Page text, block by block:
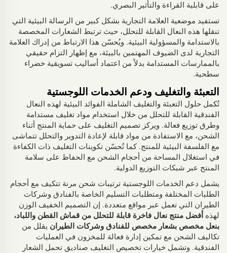
على قابلية القراءة والتأثير البصري.
تستفيد موضعية العلامة التجارية بشكل كبير من الرسالة البيئية التي
تنقلها هذه النعال القابلة للتحلل، حيث ترتبط الشعارات المخصصة
بالاستدامة والمسؤولية البيئية. ويُحسّن هذا الارتباط من إدراك العلامة
التجارية لدى الضيوف المهتمين بالبيئة، مع إظهار التزام حقيقي
بالممارسات المستدامة بدلاً من اعتماد أساليب تسويقية خضراء
سطحية.
التعبئة والتغليف ودعم الخدمات اللوجستية
تُكمل حلول التعبئة والتغليف الشاملة الفوائد البيئية لهذه النعال
الفندقية القابلة للتحلل من خلال استخدام مواد تغليف مستدامة
وطرق توزيع فعالة. ويركز تصميم التغليف على حماية المنتج أثناء
الشحن، مع الاستفادة من مواد قابلة لإعادة التدوير والتحلل تتماشى
مع الفلسفة البيئية للمنتج. كما تُحسّن تكوينات التغليف ذات الكفاءة
في استغلال المساحة من أحجام الشحن مع الحفاظ على سلامة
المنتج عبر شبكات التوزيع الدولية.
يشمل دعم الخدمات اللوجستية ترتيبات شحن مرنة تتكيف مع أحجام
الطلبات المختلفة ومتطلبات التسليم الخاصة بالفنادق وشركات
الطيران التي تعمل عبر مواقع متعددة. إن التصميم الخفيف الوزن
لهذه أفضل منتج نعال فاخرة قابلة للتحلل من قماش القطن واللباد،
بنعل مخصص بشعار مخصص للفنادق وشركات الطيران يقلل من
تكاليف الشحن مع تمكين إدارة فعالة للمخزون في العمليات
الفندقية. وتشمل خيارات تخصيص التغليف صناديق تحمل الشعار